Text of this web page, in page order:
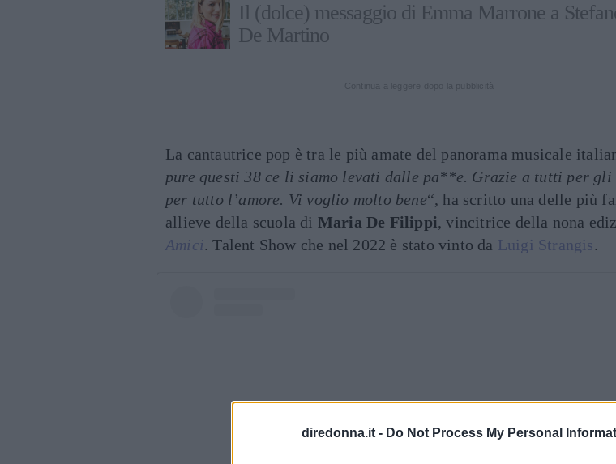
diredonna.it - Do Not Process My Personal
Il (dolce) messaggio di Emma Marrone a
De Martino
La cantautrice pop è tra le più amate del panorama musicale
pure questi 38 ce li siamo levati dalle pa**e. Grazie a tutti per gli
per tutto l’amore. Vi voglio molto bene“, ha scritto una delle più
allieve della scuola di Maria De Filippi, vincitrice della nona
Amici. Talent Show che nel 2022 è stato vinto da Luigi Strangis.